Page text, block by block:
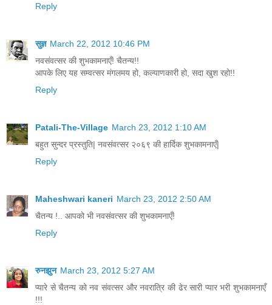
Reply
सुज्ञ March 22, 2012 10:46 PM
नवसंवत्सर की शुभकामनाएँ! चैतन्य!!
आपके लिए यह सम्वत्सर मंगलमय हो, कल्याणकारी हो, सदा खुश रहो!!
Reply
Patali-The-Village March 23, 2012 1:10 AM
बहुत सुन्दर प्रस्तुति| नवसंवत्सर २०६९ की हार्दिक शुभकामनाएँ|
Reply
Maheshwari kaneri March 23, 2012 2:50 AM
चैतन्य !.. आपको भी नवसंवत्सर की शुभकामनाएँ!
Reply
रुनझुन March 23, 2012 5:27 AM
प्यारे से चैतन्य को नव संवत्सर और नवरात्रि की ढेर सारी प्यार भरी शुभकामनाएँ
!!!